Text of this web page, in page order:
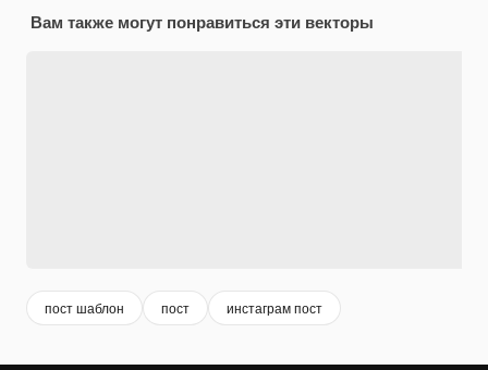
Вам также могут понравиться эти векторы
пост шаблон пост инстаграм пост